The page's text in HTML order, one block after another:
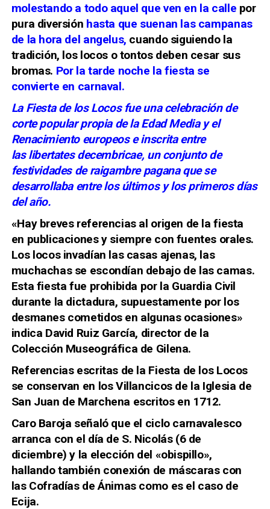
molestando a todo aquel que ven en la calle por
pura diversión hasta que suenan las campanas
de la hora del angelus, cuando siguiendo la
tradición, los locos o tontos deben cesar sus
bromas. Por la tarde noche la fiesta se
convierte en carnaval.
La Fiesta de los Locos fue una celebración de
corte popular propia de la Edad Media y el
Renacimiento europeos e inscrita entre
las libertates decembricae, un conjunto de
festividades de raigambre pagana que se
desarrollaba entre los últimos y los primeros días
del año.
«Hay breves referencias al origen de la fiesta
en publicaciones y siempre con fuentes orales.
Los locos invadían las casas ajenas, las
muchachas se escondían debajo de las camas.
Esta fiesta fue prohibida por la Guardia Civil
durante la dictadura, supuestamente por los
desmanes cometidos en algunas ocasiones»
indica David Ruiz García, director de la
Colección Museográfica de Gilena.
Referencias escritas de la Fiesta de los Locos
se conservan en los Villancicos de la Iglesia de
San Juan de Marchena escritos en 1712.
Caro Baroja señaló que el ciclo carnavalesco
arranca con el día de S. Nicolás (6 de
diciembre) y la elección del «obispillo»,
hallando también conexión de máscaras con
las Cofradías de Ánimas como es el caso de
Ecija.